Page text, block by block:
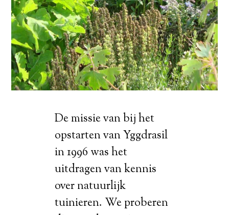
De missie van bij het
opstarten van Yggdrasil
in 1996 was het
uitdragen van kennis
over natuurlijk
tuinieren. We proberen